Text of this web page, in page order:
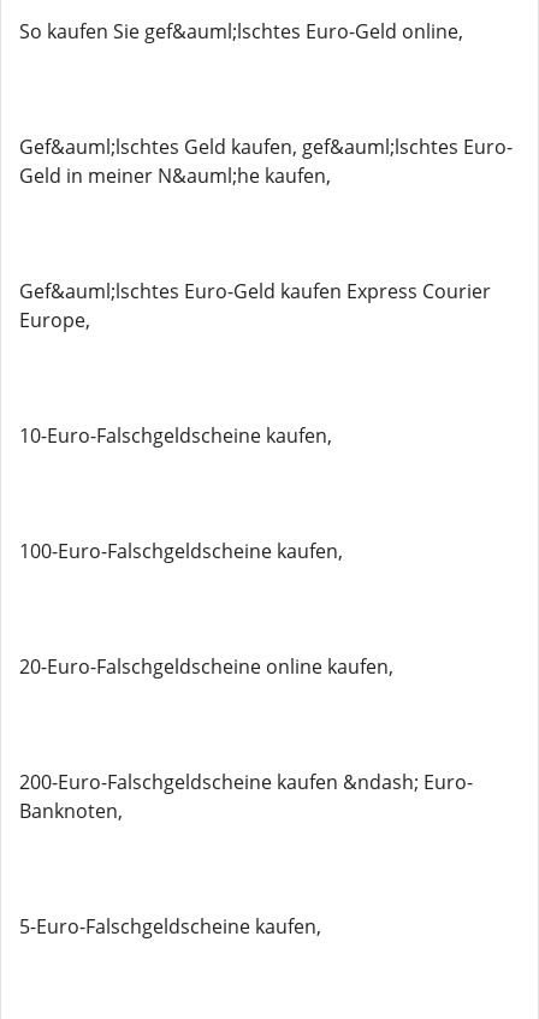
So kaufen Sie gef&auml;lschtes Euro-Geld online,
Gef&auml;lschtes Geld kaufen, gef&auml;lschtes Euro-
Geld in meiner N&auml;he kaufen,
Gef&auml;lschtes Euro-Geld kaufen Express Courier
Europe,
10-Euro-Falschgeldscheine kaufen,
100-Euro-Falschgeldscheine kaufen,
20-Euro-Falschgeldscheine online kaufen,
200-Euro-Falschgeldscheine kaufen &ndash; Euro-
Banknoten,
5-Euro-Falschgeldscheine kaufen,